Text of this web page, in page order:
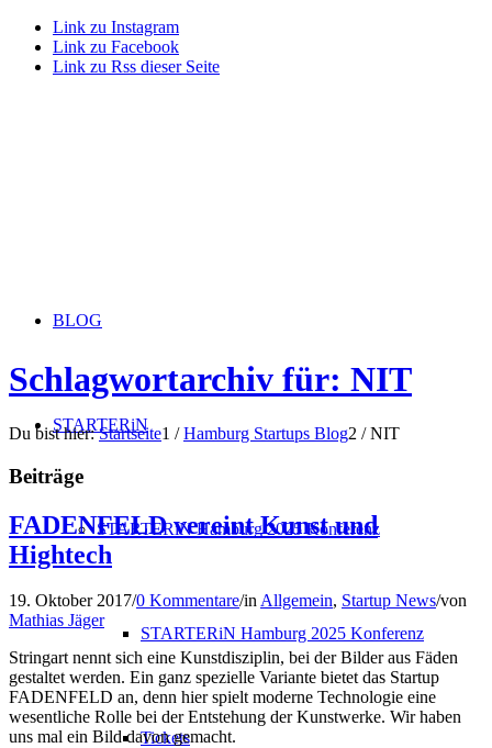
Link zu Instagram
Link zu Facebook
Link zu Rss dieser Seite
BLOG
STARTERiN
STARTERiN Hamburg 2025 Konferenz
STARTERiN Hamburg 2025 Konferenz
Tickets
Schlagwortarchiv für: NIT
Du bist hier: Startseite1 / Hamburg Startups Blog2 / NIT
Beiträge
FADENFELD vereint Kunst und
Hightech
19. Oktober 2017/0 Kommentare/inAllgemein, Startup News/von
Mathias Jäger
Stringart nennt sich eine Kunstdisziplin, bei der Bilder aus Fäden
gestaltet werden. Ein ganz spezielle Variante bietet das Startup
FADENFELD an, denn hier spielt moderne Technologie eine
wesentliche Rolle bei der Entstehung der Kunstwerke. Wir haben
uns mal ein Bild davon gemacht.